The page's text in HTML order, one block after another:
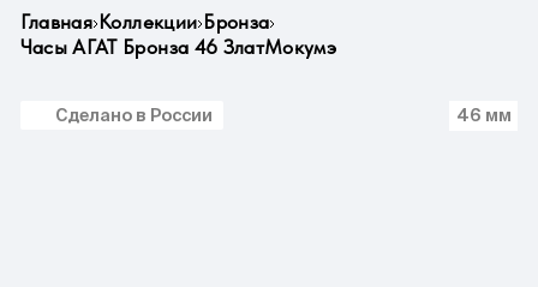
Главная Коллекции Бронза
Часы АГАТ Бронза 46 ЗлатМокумэ
Сделано в России 46 мм